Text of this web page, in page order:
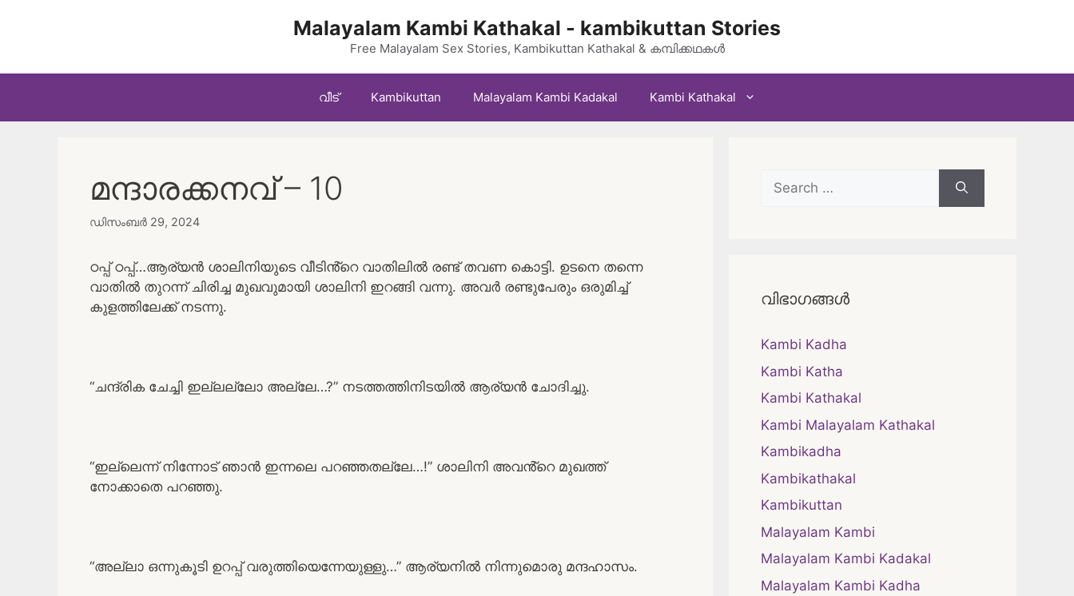
Malayalam Kambi Kathakal - kambikuttan Stories
Free Malayalam Sex Stories, Kambikuttan Kathakal & കമ്പിക്കഥകൾ
വീട് Kambikuttan Malayalam Kambi Kadakal Kambi Kathakal
മന്ദാരക്കനവ് – 10
ഡിസംബർ 29, 2024
ഠപ്പ് ഠപ്പ്…ആര്യൻ ശാലിനിയുടെ വീടിൻ്റെ വാതിലിൽ രണ്ട് തവണ കൊട്ടി. ഉടനെ തന്നെ
വാതിൽ തുറന്ന് ചിരിച്ച മുഖവുമായി ശാലിനി ഇറങ്ങി വന്നു. അവർ രണ്ടുപേരും ഒരുമിച്ച്
കുളത്തിലേക്ക് നടന്നു.
“ചന്ദ്രിക ചേച്ചി ഇല്ലല്ലോ അല്ലേ…?” നടത്തത്തിനിടയിൽ ആര്യൻ ചോദിച്ചു.
“ഇല്ലെന്ന് നിന്നോട് ഞാൻ ഇന്നലെ പറഞ്ഞതല്ലേ…!” ശാലിനി അവൻ്റെ മുഖത്ത്
നോക്കാതെ പറഞ്ഞു.
“അല്ലാ ഒന്നുകൂടി ഉറപ്പ് വരുത്തിയെന്നേയുള്ളു…” ആര്യനിൽ നിന്നുമൊരു മന്ദഹാസം.
Search
for:
വിഭാഗങ്ങൾ
Kambi Kadha
Kambi Katha
Kambi Kathakal
Kambi Malayalam Kathakal
Kambikadha
Kambikathakal
Kambikuttan
Malayalam Kambi
Malayalam Kambi Kadakal
Malayalam Kambi Kadha